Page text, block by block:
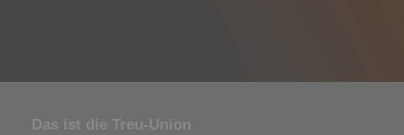
Das ist die Treu-Union